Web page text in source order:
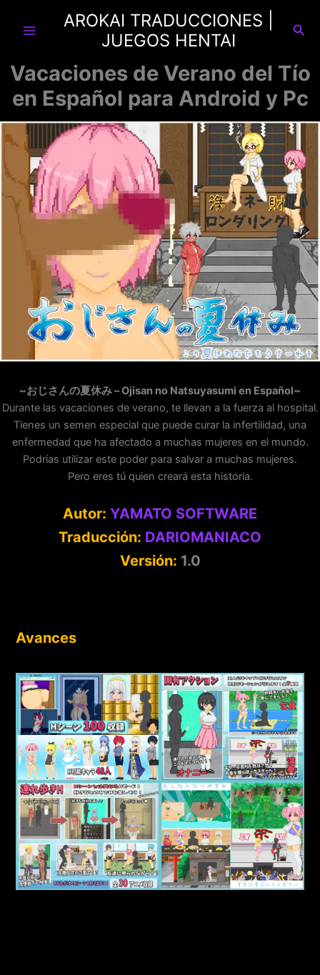
AROKAI TRADUCCIONES |
JUEGOS HENTAI
Vacaciones de Verano del Tío
en Español para Android y Pc
~おじさんの夏休み – Ojisan no Natsuyasumi en Español~
Durante las vacaciones de verano, te llevan a la fuerza al hospital.
Tienes un semen especial que puede curar la infertilidad, una
enfermedad que ha afectado a muchas mujeres en el mundo.
Podrías utilizar este poder para salvar a muchas mujeres.
Pero eres tú quien creará esta historia.
Autor: YAMATO SOFTWARE
Traducción: DARIOMANIACO
Versión: 1.0
Avances